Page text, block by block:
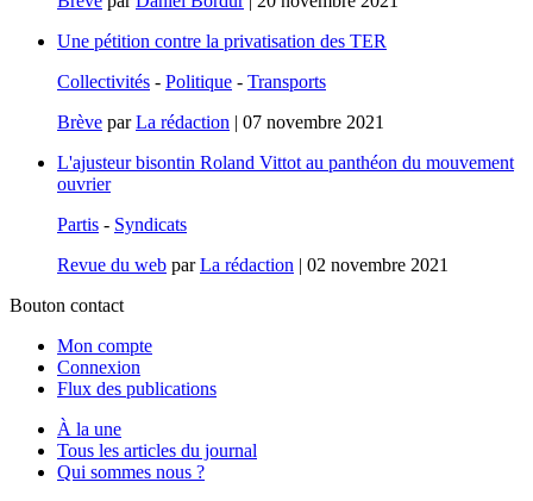
Une pétition contre la privatisation des TER
Collectivités - Politique - Transports
Brève parLa rédaction | 07 novembre 2021
L'ajusteur bisontin Roland Vittot au panthéon du mouvement
ouvrier
Partis - Syndicats
Revue du web parLa rédaction | 02 novembre 2021
Bouton contact
Mon compte
Connexion
Flux des publications
À la une
Tous les articles du journal
Qui sommes nous ?